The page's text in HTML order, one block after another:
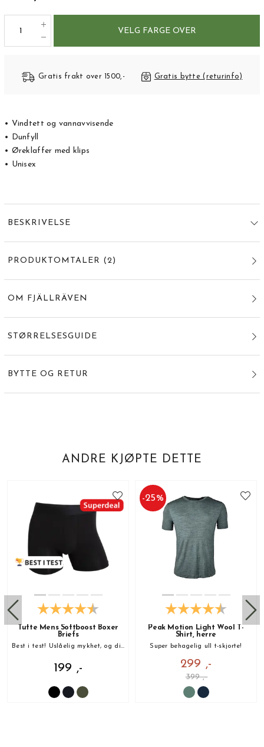
VELG FARGE OVER
Gratis frakt over 1500,- Gratis bytte (returinfo)
• Vindtett og vannavvisende
• Dunfyll
• Øreklaffer med klips
• Unisex
BESKRIVELSE
PRODUKTOMTALER (2)
OM FJÄLLRÄVEN
STØRRELSESGUIDE
BYTTE OG RETUR
ANDRE KJØPTE DETTE
Tufte Mens Softboost Boxer
Briefs
Best i test! Uslåelig mykhet, og din nye favoritt!
199 ,-
-25%
Peak Motion Light Wool T-
Shirt, herre
Super behagelig ull t-skjorte!
299 ,-
399 ,-